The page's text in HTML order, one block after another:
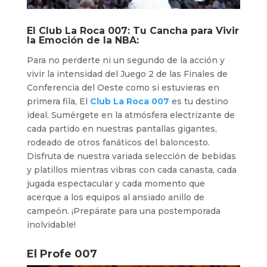
El Club La Roca 007: Tu Cancha para Vivir
la Emoción de la NBA:
Para no perderte ni un segundo de la acción y
vivir la intensidad del Juego 2 de las Finales de
Conferencia del Oeste como si estuvieras en
primera fila, El Club La Roca 007 es tu destino
ideal. Sumérgete en la atmósfera electrizante de
cada partido en nuestras pantallas gigantes,
rodeado de otros fanáticos del baloncesto.
Disfruta de nuestra variada selección de bebidas
y platillos mientras vibras con cada canasta, cada
jugada espectacular y cada momento que
acerque a los equipos al ansiado anillo de
campeón. ¡Prepárate para una postemporada
inolvidable!
El Profe 007